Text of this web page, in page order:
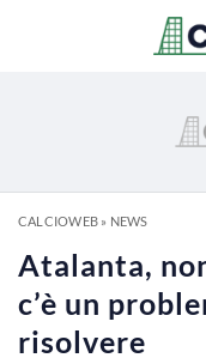
CALCIOWEB» NEWS
Atalanta,
c’è un
risolvere